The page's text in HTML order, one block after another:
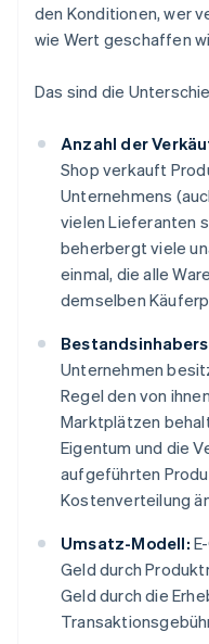
den Konditionen, wer
wie Wert geschaffen
Das sind die
Anzahl der
Shop verkauft
Unternehmens
vielen Lieferanten
beherbergt viele
einmal, die alle
demselben
Unternehmen
Regel den von
Marktplätzen
Eigentum und die
aufgeführten
Kostenverteilung
Umsatz-Modell:
Geld durch
Geld durch die